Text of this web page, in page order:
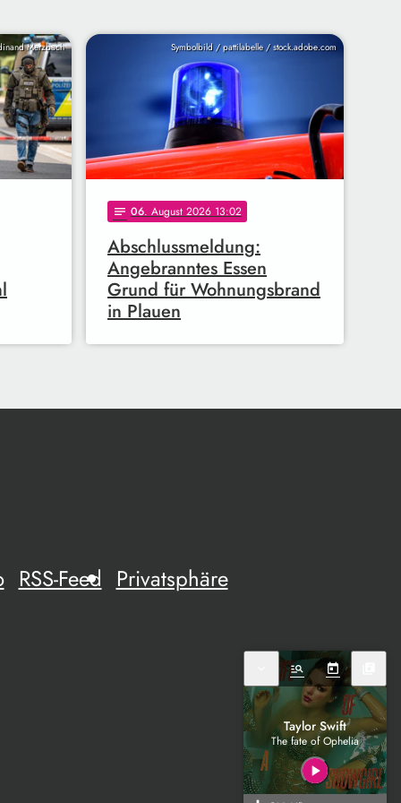
Merzbach Symbolbild / pattilabelle / stock.adobe.com
notes 06. August 2026 13:02
Abschlussmeldung:
Angebranntes Essen
Grund für Wohnungsbrand
in Plauen
RSS-Feed Privatsphäre
manage_search today
Taylor Swift
The fate of Ophelia
play_arrow